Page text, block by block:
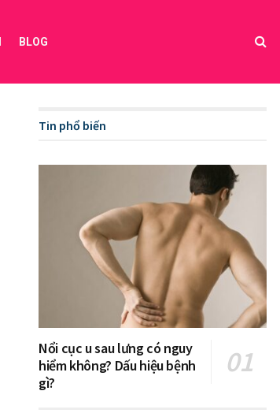
BLOG
Tin phổ biến
Nổi cục u sau lưng có nguy
hiểm không? Dấu hiệu bệnh
gì?